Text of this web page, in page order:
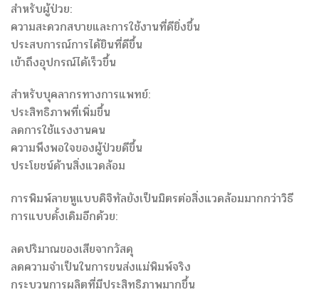
สำหรับผู้ป่วย:
ความสะดวกสบายและการใช้งานที่ดียิ่งขึ้น
ประสบการณ์การได้ยินที่ดีขึ้น
เข้าถึงอุปกรณ์ได้เร็วขึ้น
สำหรับบุคลากรทางการแพทย์:
ประสิทธิภาพที่เพิ่มขึ้น
ลดการใช้แรงงานคน
ความพึงพอใจของผู้ป่วยดีขึ้น
ประโยชน์ด้านสิ่งแวดล้อม
การพิมพ์ลายหูแบบดิจิทัลยังเป็นมิตรต่อสิ่งแวดล้อมมากกว่าวิธี
การแบบดั้งเดิมอีกด้วย:
ลดปริมาณของเสียจากวัสดุ
ลดความจำเป็นในการขนส่งแม่พิมพ์จริง
กระบวนการผลิตที่มีประสิทธิภาพมากขึ้น